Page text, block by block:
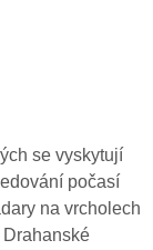
se vyskytují
počasí
na vrcholech